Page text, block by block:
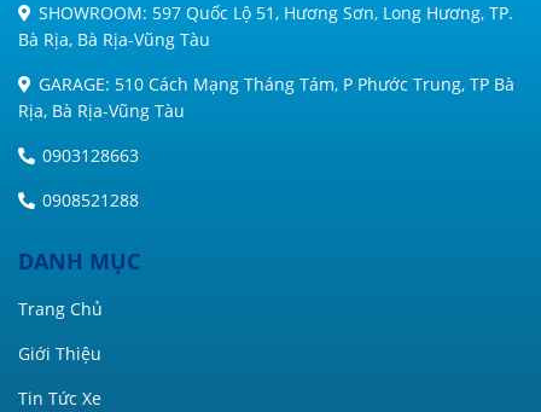
SHOWROOM: 597 Quốc Lộ 51, Hương Sơn, Long Hương, TP.
Bà Rịa, Bà Rịa-Vũng Tàu
GARAGE: 510 Cách Mạng Tháng Tám, P Phước Trung, TP Bà
Rịa, Bà Rịa-Vũng Tàu
0903128663
0908521288
DANH MỤC
Trang Chủ
Giới Thiệu
Tin Tức Xe